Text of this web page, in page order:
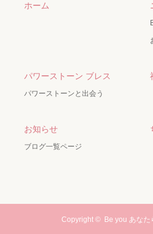
ホーム
パワーストーン ブレス
パワーストーンと出会う
お知らせ
ブログ一覧ページ
Copyright © Be you あな